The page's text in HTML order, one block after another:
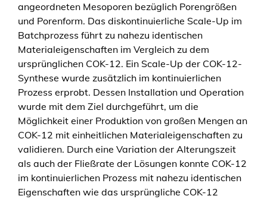
2
:
m
e
s
o
s
c
a
l
e
t
a
angeordneten Mesoporen bezüglich Porengrößen
und Porenform. Das diskontinuierliche Scale-Up im
Batchprozess führt zu nahezu identischen
Materialeigenschaften im Vergleich zu dem
ursprünglichen COK-12. Ein Scale-Up der COK-12-
Synthese wurde zusätzlich im kontinuierlichen
Prozess erprobt. Dessen Installation und Operation
wurde mit dem Ziel durchgeführt, um die
Möglichkeit einer Produktion von großen Mengen an
COK-12 mit einheitlichen Materialeigenschaften zu
validieren. Durch eine Variation der Alterungszeit
als auch der Fließrate der Lösungen konnte COK-12
im kontinuierlichen Prozess mit nahezu identischen
Eigenschaften wie das ursprüngliche COK-12